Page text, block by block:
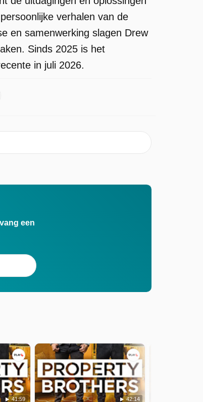
verhalen van de
en samenwerking slagen Drew
Sinds 2025 is het
in juli 2026.
een
41:59 42:14